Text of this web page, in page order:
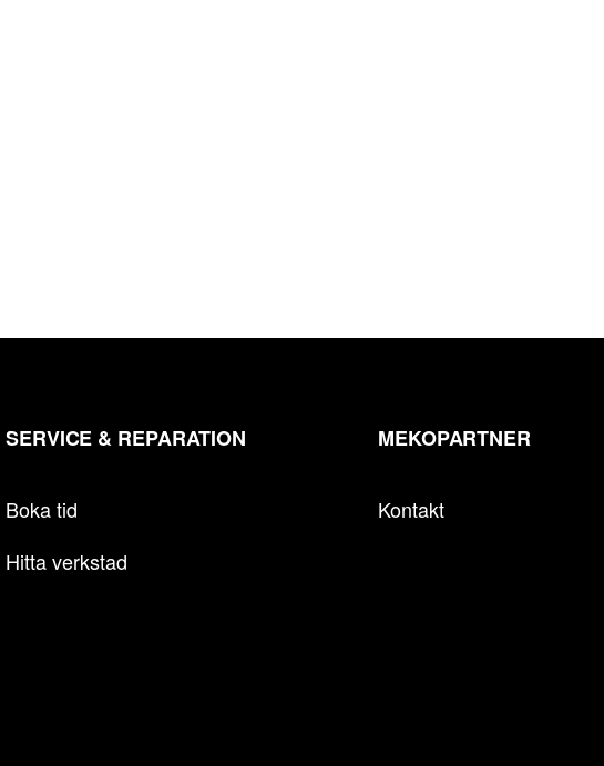
SERVICE & REPARATION
Boka tid
Hitta verkstad
MEKOPARTNER
Kontakt